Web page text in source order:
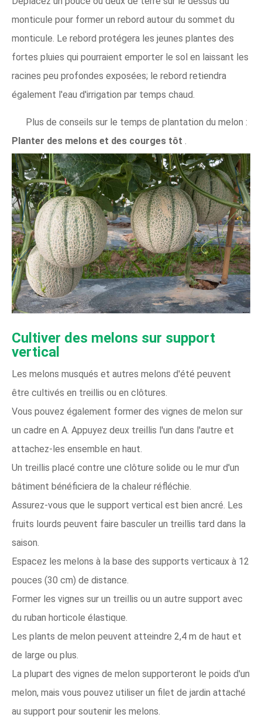
monticule pour former un rebord autour du sommet du
monticule. Le rebord protégera les jeunes plantes des
fortes pluies qui pourraient emporter le sol en laissant les
racines peu profondes exposées; le rebord retiendra
également l'eau d'irrigation par temps chaud.
Plus de conseils sur le temps de plantation du melon :
Planter des melons et des courges tôt .
Cultiver des melons sur support
vertical
Les melons musqués et autres melons d'été peuvent
être cultivés en treillis ou en clôtures.
Vous pouvez également former des vignes de melon sur
un cadre en A. Appuyez deux treillis l'un dans l'autre et
attachez-les ensemble en haut.
Un treillis placé contre une clôture solide ou le mur d'un
bâtiment bénéficiera de la chaleur réfléchie.
Assurez-vous que le support vertical est bien ancré. Les
fruits lourds peuvent faire basculer un treillis tard dans la
saison.
Espacez les melons à la base des supports verticaux à 12
pouces (30 cm) de distance.
Former les vignes sur un treillis ou un autre support avec
du ruban horticole élastique.
Les plants de melon peuvent atteindre 2,4 m de haut et
de large ou plus.
La plupart des vignes de melon supporteront le poids d'un
melon, mais vous pouvez utiliser un filet de jardin attaché
au support pour soutenir les melons.